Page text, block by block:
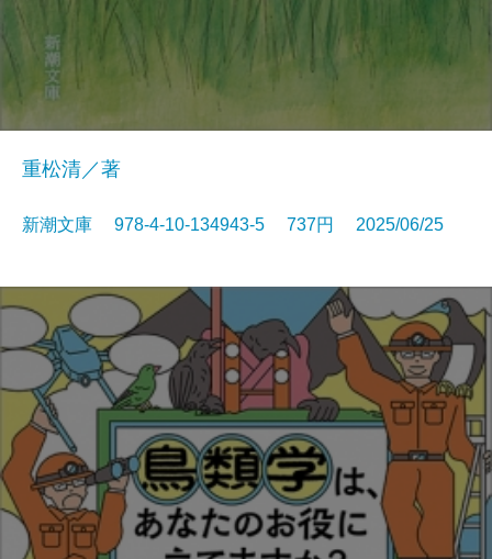
重松清／著
新潮文庫 978-4-10-134943-5 737円 2025/06/25